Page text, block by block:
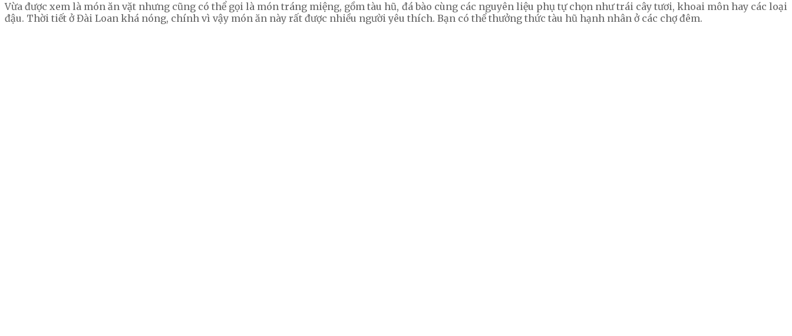
Vừa được xem là món ăn vặt nhưng cũng có thể gọi là món tráng miệng, gồm tàu hũ, đá bào cùng các nguyên liệu phụ tự chọn như trái cây tươi, khoai môn hay các loại
đậu. Thời tiết ở Đài Loan khá nóng, chính vì vậy món ăn này rất được nhiều người yêu thích. Bạn có thể thưởng thức tàu hũ hạnh nhân ở các chợ đêm.